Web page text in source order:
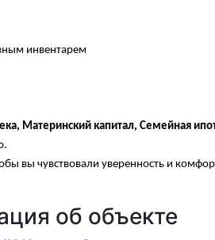
инвентарем
Материнский капитал, Семейная
вы чувствовали уверенность и
об объекте